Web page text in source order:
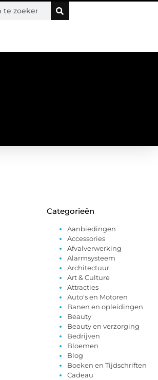
Categorieën
Aanbiedingen
Accessories
Afvalverwerking
Alarmsysteem
Architectuur
Art & Culture
Attracties
Auto's en Motoren
Banen en opleidingen
Beauty
Beauty en verzorging
Bedrijven
Bloemen
Blog
Boeken en Tijdschriften
Cadeau